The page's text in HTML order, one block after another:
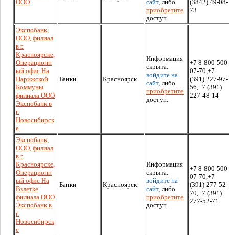
ООО
сайт, либо
приобретите
доступ.
(3842) 49-08-
73
Экспобанк,
ООО, филиал
в г.
Красноярске,
Операционн
ый офис На
Парижской
Коммуны
филиала ООО
Экспобанк в
г.
Новосибирск
е
Банки Красноярск
Информация
скрыта.
войдите на
сайт, либо
приобретите
доступ.
+7 8-800-500-
07-70,+7
(391) 227-97-
56,+7 (391)
227-48-14
Экспобанк,
ООО, филиал
в г.
Красноярске,
Операционн
ый офис На
Взлетке
филиала ООО
Экспобанк в
г.
Новосибирск
е
Банки Красноярск
Информация
скрыта.
войдите на
сайт, либо
приобретите
доступ.
+7 8-800-500-
07-70,+7
(391) 277-52-
70,+7 (391)
277-52-71